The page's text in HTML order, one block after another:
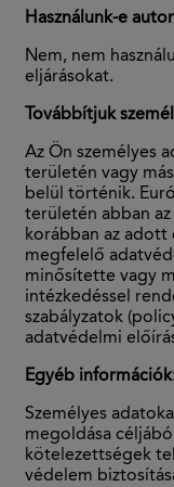
Használunk-e
Nem, nem
eljárásokat.
Továbbítjuk
Az Ön személyes
területén vagy
belül történik.
területén abban
korábban az adott
megfelelő
minősítette vagy
intézkedéssel
szabályzatok
adatvédelmi
Egyéb
Személyes
megoldása
kötelezettségek
védelem